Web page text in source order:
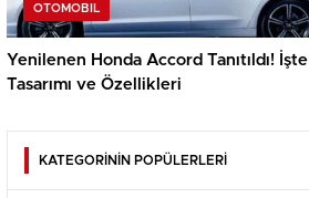
OTOMOBIL
Yenilenen Honda Accord Tanıtıldı! İşte
Tasarımı ve Özellikleri
KATEGORİNİN POPÜLERLERİ